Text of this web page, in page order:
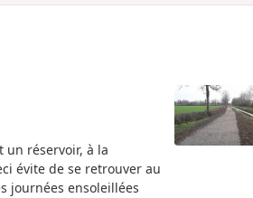
un réservoir, à la
évite de se retrouver au
journées ensoleillées